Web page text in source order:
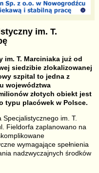
im. T.
im. T. Marciniaka już od
siedzibie zlokalizowanej
szpital to jedna z
województwa
złotych obiekt jest
typu placówek w Polsce.
im. T.
Fieldorfa zaplanowano na
wymagające spełnienia
nadzwyczajnych środków